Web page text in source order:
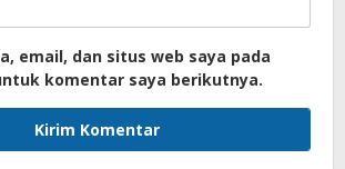
email, dan situs web saya pada
komentar saya berikutnya.